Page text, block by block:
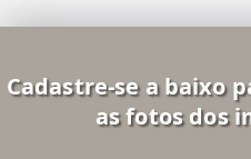
Cadastre-se a baixo
as fotos dos